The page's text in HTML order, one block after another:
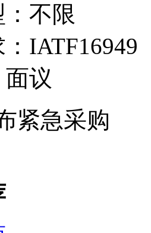
不限
IATF16949
面议
紧急采购